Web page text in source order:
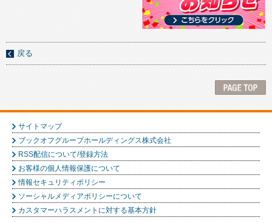
戻る
サイトマップ
ブックオフグループホールディングス株式会社
RSS配信について/登録方法
お客様の個人情報保護について
情報セキュリティポリシー
ソーシャルメディアポリシーについて
カスタマーハラスメントに対する基本方針